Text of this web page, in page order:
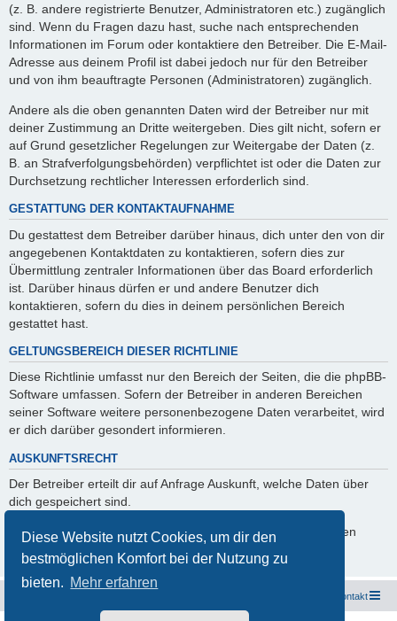
Diese Website nutzt Cookies, um dir den
bestmöglichen Komfort bei der Nutzung zu
bieten. Mehr erfahren
(z. B. andere registrierte Benutzer, Administratoren etc.) zugänglich
sind. Wenn du Fragen dazu hast, suche nach entsprechenden
Informationen im Forum oder kontaktiere den Betreiber. Die E-Mail-
Adresse aus deinem Profil ist dabei jedoch nur für den Betreiber
und von ihm beauftragte Personen (Administratoren) zugänglich.
Andere als die oben genannten Daten wird der Betreiber nur mit
deiner Zustimmung an Dritte weitergeben. Dies gilt nicht, sofern er
auf Grund gesetzlicher Regelungen zur Weitergabe der Daten (z.
B. an Strafverfolgungsbehörden) verpflichtet ist oder die Daten zur
Durchsetzung rechtlicher Interessen erforderlich sind.
GESTATTUNG DER KONTAKTAUFNAHME
Du gestattest dem Betreiber darüber hinaus, dich unter den von dir
angegebenen Kontaktdaten zu kontaktieren, sofern dies zur
Übermittlung zentraler Informationen über das Board erforderlich
ist. Darüber hinaus dürfen er und andere Benutzer dich
kontaktieren, sofern du dies in deinem persönlichen Bereich
gestattet hast.
GELTUNGSBEREICH DIESER RICHTLINIE
Diese Richtlinie umfasst nur den Bereich der Seiten, die die phpBB-
Software umfassen. Sofern der Betreiber in anderen Bereichen
seiner Software weitere personenbezogene Daten verarbeitet, wird
er dich darüber gesondert informieren.
AUSKUNFTSRECHT
Der Betreiber erteilt dir auf Anfrage Auskunft, welche Daten über
dich gespeichert sind.
Du kannst jederzeit die Löschung bzw. Sperrung deiner Daten
verlangen. Kontaktiere hierzu bitte den Betreiber.
Kontakt